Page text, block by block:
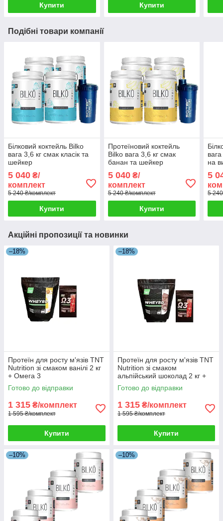
Купити Купити
Подібні товари компанії
Білковий коктейль Bilko
вага 3,6 кг смак класік та
шейкер
5 040 ₴/
комплект
5 240 ₴/комплект
Купити
Протеїновий коктейль
Bilko вага 3,6 кг смак
банан та шейкер
5 040₴/
комплект
5 240 ₴/комплект
Купити
на
5
5
Акційні пропозиції та новинки
–18%
Протеїн для росту м'язів TNT
Nutrition зі смаком ванілі 2 кг
+ Омега 3
Готово до відправки
1 315 ₴/комплект
1 595 ₴/комплект
Купити
–18%
Протеїн для росту м'язів TNT
Nutrition зі смаком
альпійський шоколад 2 кг +
Омега 3
Готово до відправки
1 315 ₴/комплект
1 595 ₴/комплект
Купити
–10% –10%